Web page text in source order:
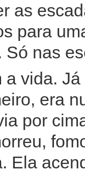
as
para
Só nas
vida.
era
por
Ela